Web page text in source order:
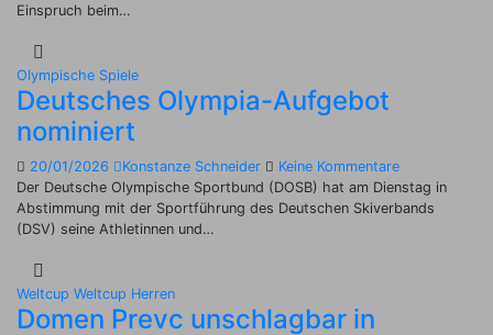
Einspruch beim…
Olympische Spiele
Deutsches Olympia-Aufgebot
nominiert
20/01/2026 Konstanze Schneider
Keine Kommentare
Der Deutsche Olympische Sportbund (DOSB) hat am Dienstag in
Abstimmung mit der Sportführung des Deutschen Skiverbands
(DSV) seine Athletinnen und…
Weltcup Weltcup Herren
Domen Prevc unschlagbar in